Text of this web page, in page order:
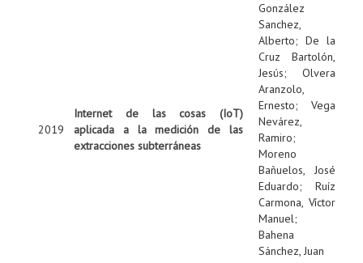
2019
Internet de las cosas (IoT)
aplicada a la medición de las
extracciones subterráneas
González
Sanchez,
Alberto; De la
Cruz Bartolón,
Jesús; Olvera
Aranzolo,
Ernesto; Vega
Nevárez,
Ramiro;
Moreno
Bañuelos, José
Eduardo; Ruíz
Carmona, Víctor
Manuel;
Bahena
Sánchez, Juan